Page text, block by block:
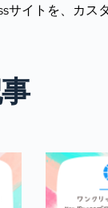
サイトを、カス